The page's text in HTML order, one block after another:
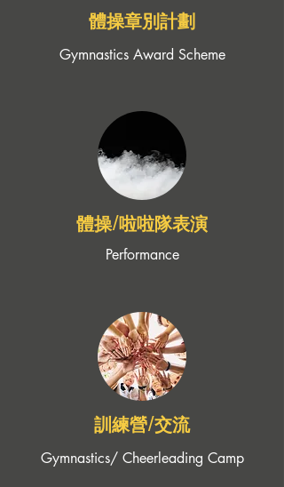
體操章別計劃
Gymnastics Award Scheme
體操/啦啦隊​表演​
Performance
​訓練營/交流
Gymnastics/ Cheerleading Camp